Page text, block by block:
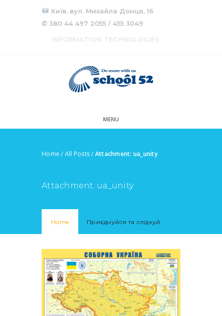
Київ, вул. Михайла Донця, 16
✆ 380 44 497 2055 / 455 3049
MENU
Home / All Posts/ Attachment: ua_unity
Attachment: ua_unity
Home Приєднуйся та слідкуй